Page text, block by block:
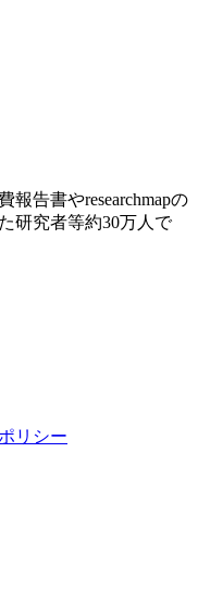
告書やresearchmapの
研究者等約30万人で
リシー